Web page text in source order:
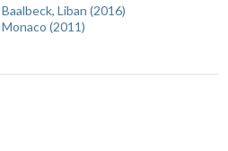
Liban (2016)
(2011)